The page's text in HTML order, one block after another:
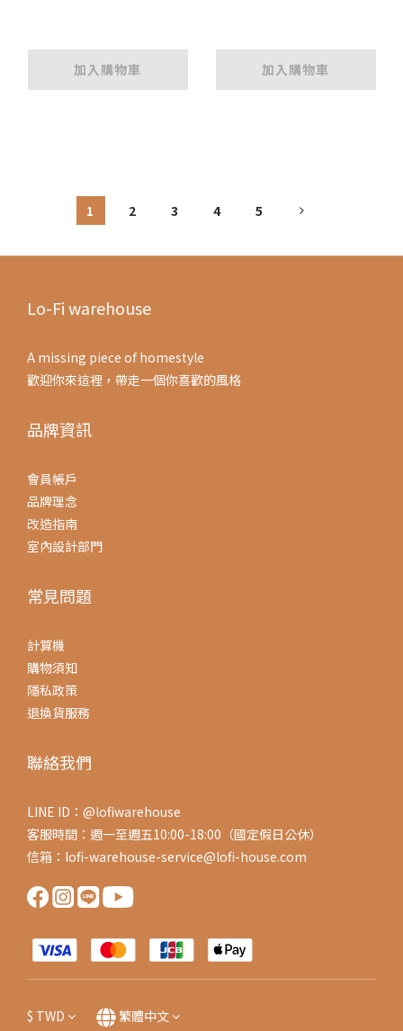
加入購物車 加入購物車
1 2 3 4 5
Lo-Fi warehouse
A missing piece of homestyle
歡迎你來這裡，帶走一個你喜歡的風格
品牌資訊
會員帳戶
品牌理念
改造指南
室內設計部門
常見問題
計算機
購物須知
隱私政策
退換貨服務
聯絡我們
LINE ID：@lofiwarehouse
客服時間：週一至週五10:00-18:00（國定假日公休）
信箱：lofi-warehouse-service@lofi-house.com
$ TWD 繁體中文